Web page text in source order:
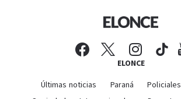
ELONCE
Últimas noticias Paraná Policiales